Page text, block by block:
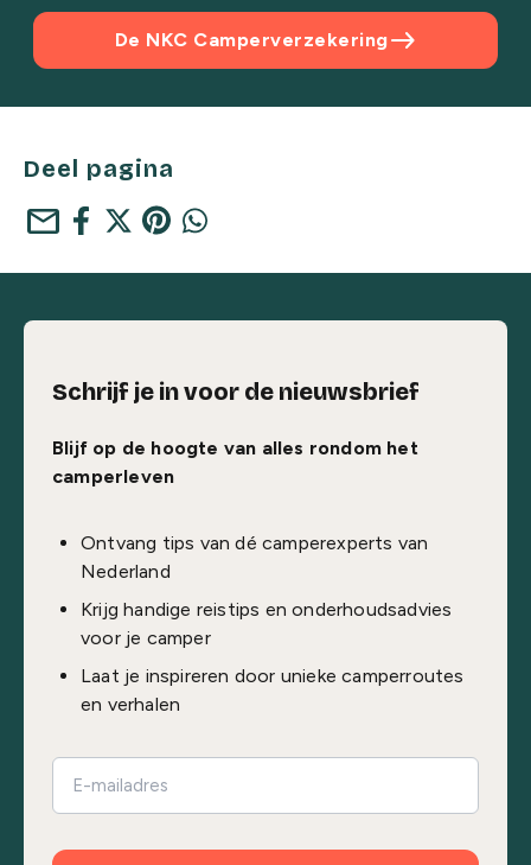
east
De NKC Camperverzekering
Deel pagina
mail
Schrijf je in voor de nieuwsbrief
Blijf op de hoogte van alles rondom het
camperleven
Ontvang tips van dé camperexperts van
Nederland
Krijg handige reistips en onderhoudsadvies
voor je camper
Laat je inspireren door unieke camperroutes
en verhalen